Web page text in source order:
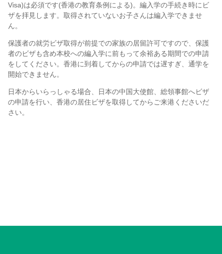
Visa)は必須です(香港の教育条例による)。編入学の手続き時にビ
ザを拝見します。取得されていないお子さんは編入学できませ
ん。
保護者の就労ビザ取得が前提での家族の居留許可ですので、保護
者のビザも含め本校への編入学に前もって余裕ある期間での申請
をしてください。香港に到着してからの申請では遅すぎ、通学を
開始できません。
日本からいらっしゃる場合、日本の中国大使館、総領事館へビザ
の申請を行い、香港の居住ビザを取得してからご来港くださいだ
さい。